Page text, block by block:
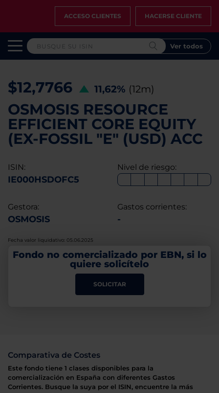
ACCESO CLIENTES HACERSE CLIENTE
Ver todos
$12,7766 11,62% (12m)
OSMOSIS RESOURCE
EFFICIENT CORE EQUITY
(EX-FOSSIL "E" (USD) ACC
ISIN:
IE000HSDOFC5
Nivel de riesgo:
Gestora:
OSMOSIS
Gastos corrientes:
-
Fecha valor liquidativo: 05.06.2025
Fondo no comercializado por EBN, si lo
quiere solicítelo
SOLICITAR
Comparativa de Costes
Este fondo tiene 1 clases disponibles para la
comercialización en España con diferentes Gastos
Corrientes. Busque la suya por el ISIN, encuentre la más